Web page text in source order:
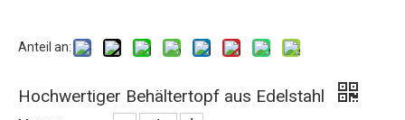
Anteil an:
Hochwertiger Behältertopf aus Edelstahl